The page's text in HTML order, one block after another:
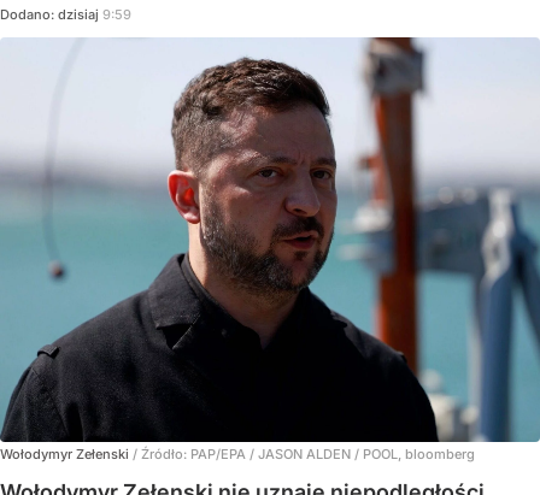
Dodano: dzisiaj 9:59
Wołodymyr Zełenski / Źródło: PAP/EPA / JASON ALDEN / POOL, bloomberg